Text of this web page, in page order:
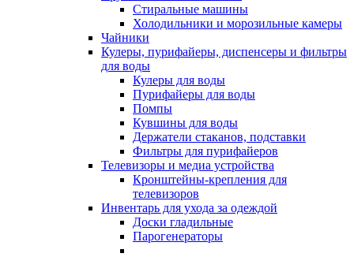
Стиральные машины
Холодильники и морозильные камеры
Чайники
Кулеры, пурифайеры, диспенсеры и фильтры
для воды
Кулеры для воды
Пурифайеры для воды
Помпы
Кувшины для воды
Держатели стаканов, подставки
Фильтры для пурифайеров
Телевизоры и медиа устройства
Кронштейны-крепления для
телевизоров
Инвентарь для ухода за одеждой
Доски гладильные
Парогенераторы